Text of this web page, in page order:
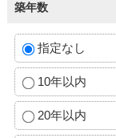
築年数
指定なし
10年以内
20年以内